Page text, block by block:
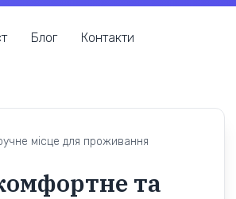
Блог Контакти
місце для проживання
та